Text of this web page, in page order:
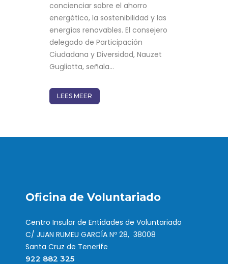
concienciar sobre el ahorro
energético, la sostenibilidad y las
energías renovables. El consejero
delegado de Participación
Ciudadana y Diversidad, Nauzet
Gugliotta, señala...
LEES MEER
Oficina de Voluntariado
Centro Insular de Entidades de Voluntariado
C/ JUAN RUMEU GARCÍA Nº 28, 38008
Santa Cruz de Tenerife
922 882 325